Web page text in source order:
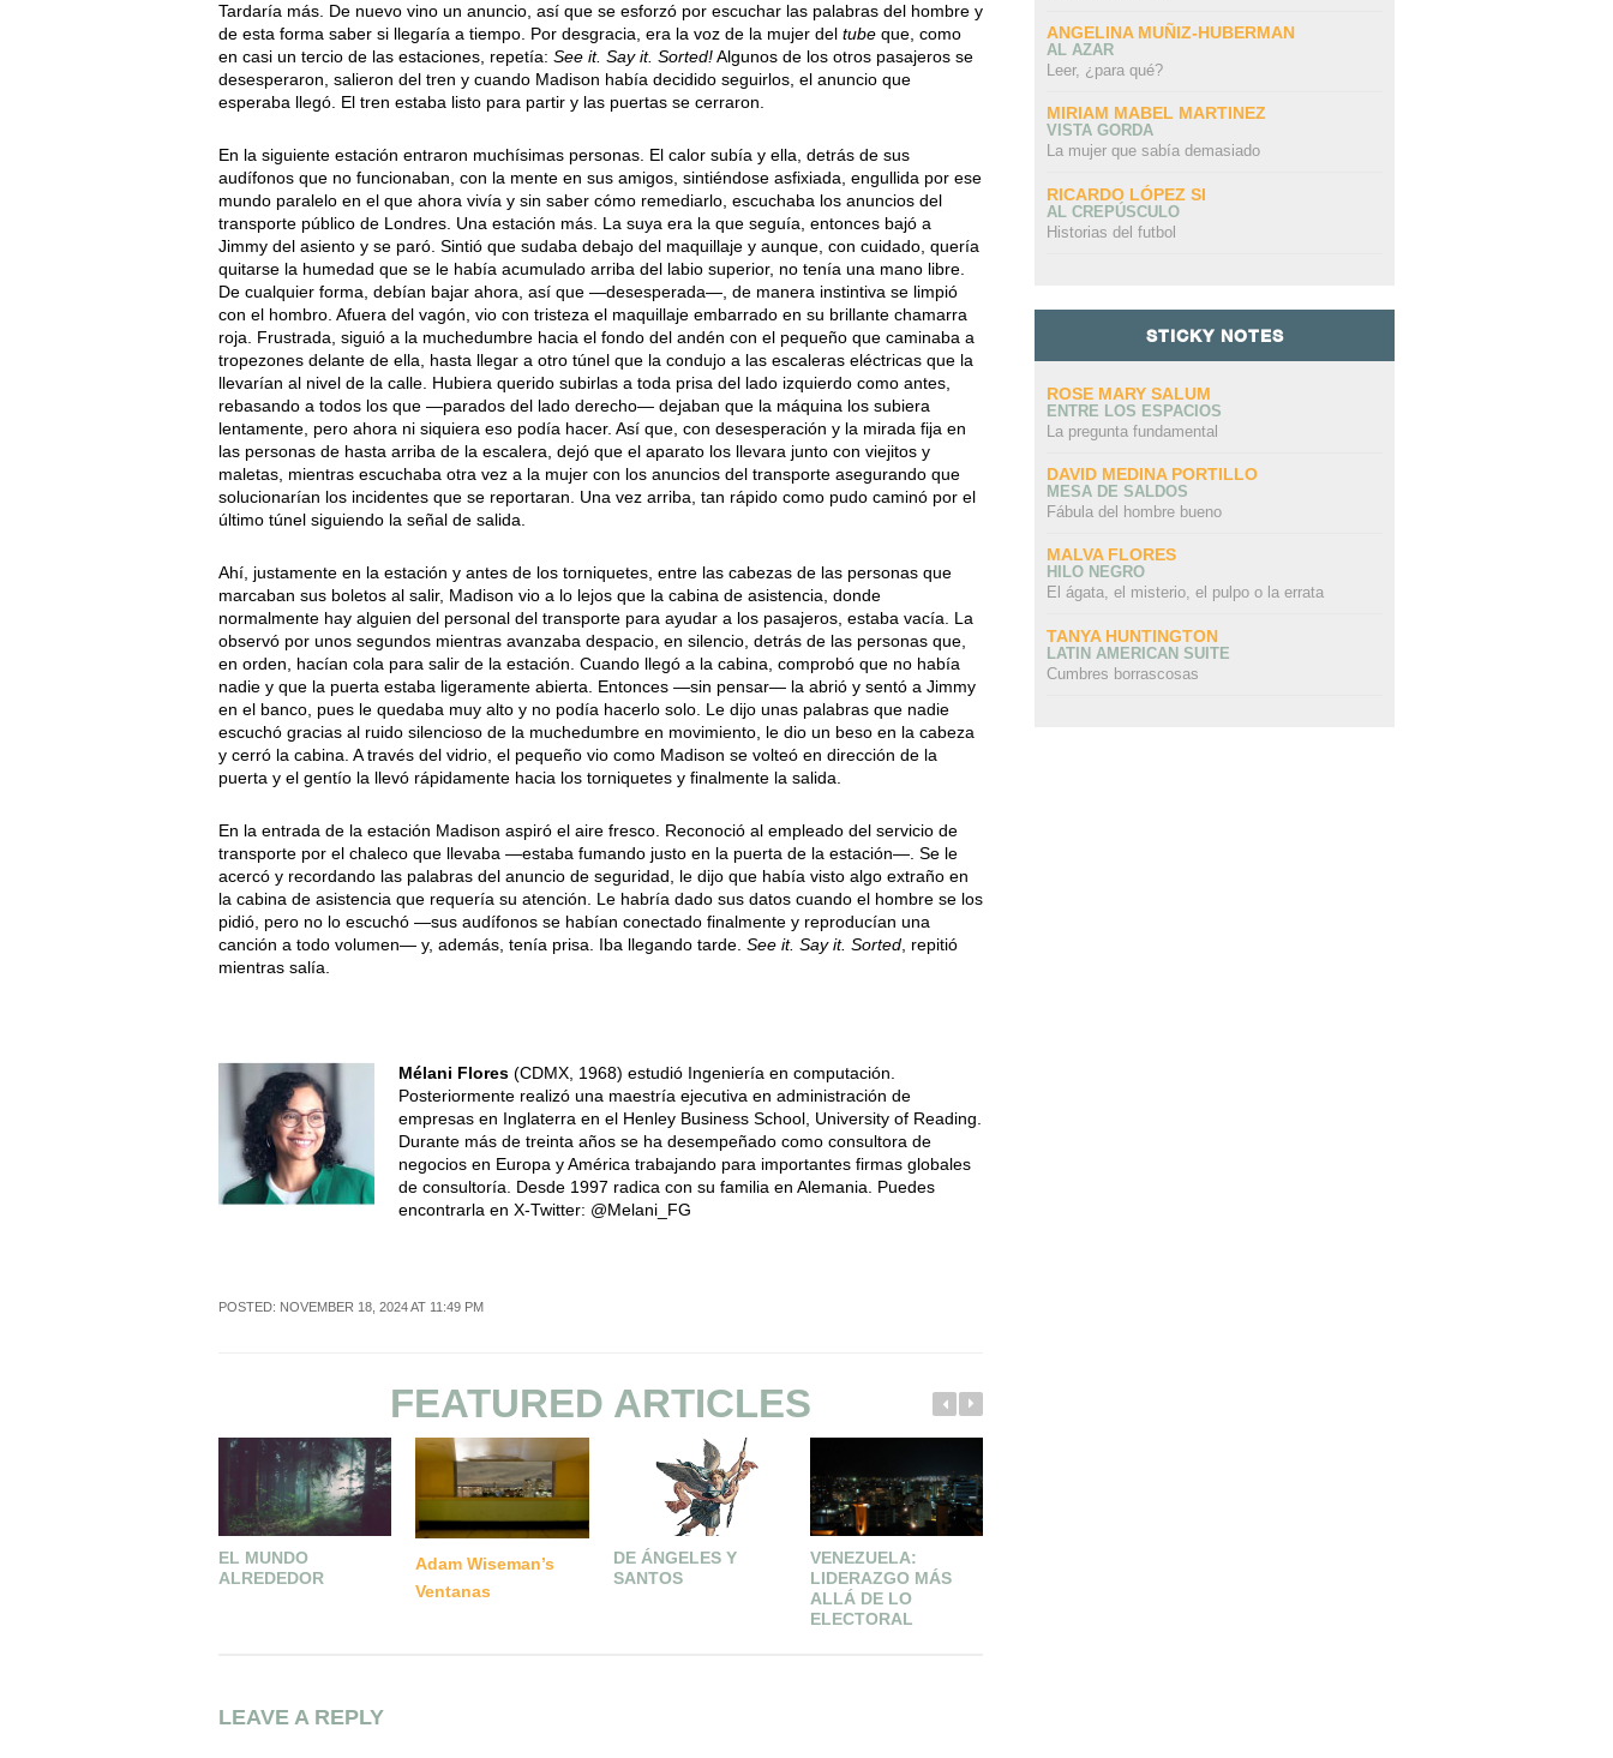
Tardaría más. De nuevo vino un anuncio, así que se esforzó por escuchar las palabras del hombre y
de esta forma saber si llegaría a tiempo. Por desgracia, era la voz de la mujer del tube que, como
en casi un tercio de las estaciones, repetía: See it. Say it. Sorted!Algunos de los otros pasajeros se
desesperaron, salieron del tren y cuando Madison había decidido seguirlos, el anuncio que
esperaba llegó. El tren estaba listo para partir y las puertas se cerraron.
En la siguiente estación entraron muchísimas personas. El calor subía y ella, detrás de sus
audífonos que no funcionaban, con la mente en sus amigos, sintiéndose asfixiada, engullida por ese
mundo paralelo en el que ahora vivía y sin saber cómo remediarlo, escuchaba los anuncios del
transporte público de Londres. Una estación más. La suya era la que seguía, entonces bajó a
Jimmy del asiento y se paró. Sintió que sudaba debajo del maquillaje y aunque, con cuidado, quería
quitarse la humedad que se le había acumulado arriba del labio superior, no tenía una mano libre.
De cualquier forma, debían bajar ahora, así que —desesperada—, de manera instintiva se limpió
con el hombro. Afuera del vagón, vio con tristeza el maquillaje embarrado en su brillante chamarra
roja. Frustrada, siguió a la muchedumbre hacia el fondo del andén con el pequeño que caminaba a
tropezones delante de ella, hasta llegar a otro túnel que la condujo a las escaleras eléctricas que la
llevarían al nivel de la calle. Hubiera querido subirlas a toda prisa del lado izquierdo como antes,
rebasando a todos los que —parados del lado derecho— dejaban que la máquina los subiera
lentamente, pero ahora ni siquiera eso podía hacer. Así que, con desesperación y la mirada fija en
las personas de hasta arriba de la escalera, dejó que el aparato los llevara junto con viejitos y
maletas, mientras escuchaba otra vez a la mujer con los anuncios del transporte asegurando que
solucionarían los incidentes que se reportaran. Una vez arriba, tan rápido como pudo caminó por el
último túnel siguiendo la señal de salida.
Ahí, justamente en la estación y antes de los torniquetes, entre las cabezas de las personas que
marcaban sus boletos al salir, Madison vio a lo lejos que la cabina de asistencia, donde
normalmente hay alguien del personal del transporte para ayudar a los pasajeros, estaba vacía. La
observó por unos segundos mientras avanzaba despacio, en silencio, detrás de las personas que,
en orden, hacían cola para salir de la estación. Cuando llegó a la cabina, comprobó que no había
nadie y que la puerta estaba ligeramente abierta. Entonces —sin pensar— la abrió y sentó a Jimmy
en el banco, pues le quedaba muy alto y no podía hacerlo solo. Le dijo unas palabras que nadie
escuchó gracias al ruido silencioso de la muchedumbre en movimiento, le dio un beso en la cabeza
y cerró la cabina. A través del vidrio, el pequeño vio como Madison se volteó en dirección de la
puerta y el gentío la llevó rápidamente hacia los torniquetes y finalmente la salida.
En la entrada de la estación Madison aspiró el aire fresco. Reconoció al empleado del servicio de
transporte por el chaleco que llevaba —estaba fumando justo en la puerta de la estación—. Se le
acercó y recordando las palabras del anuncio de seguridad, le dijo que había visto algo extraño en
la cabina de asistencia que requería su atención. Le habría dado sus datos cuando el hombre se los
pidió, pero no lo escuchó —sus audífonos se habían conectado finalmente y reproducían una
canción a todo volumen— y, además, tenía prisa. Iba llegando tarde. See it. Say it. Sorted , repitió
mientras salía.
Mélani Flores (CDMX, 1968) estudió Ingeniería en computación.
Posteriormente realizó una maestría ejecutiva en administración de
empresas en Inglaterra en el Henley Business School, University of Reading.
Durante más de treinta años se ha desempeñado como consultora de
negocios en Europa y América trabajando para importantes firmas globales
de consultoría. Desde 1997 radica con su familia en Alemania. Puedes
encontrarla en X-Twitter: @Melani_FG
POSTED: NOVEMBER 18, 2024 AT 11:49 PM
FEATURED ARTICLES
EL MUNDO
ALREDEDOR
Adam Wiseman’s
Ventanas
DE ÁNGELES Y
SANTOS
VENEZUELA:
LIDERAZGO MÁS
ALLÁ DE LO
ELECTORAL
LEAVE A REPLY
ANGELINA MUÑIZ-HUBERMAN
AL AZAR
Leer, ¿para qué?
MIRIAM MABEL MARTINEZ
VISTA GORDA
La mujer que sabía demasiado
RICARDO LÓPEZ SI
AL CREPÚSCULO
Historias del futbol
STICKY NOTES
ROSE MARY SALUM
ENTRE LOS ESPACIOS
La pregunta fundamental
DAVID MEDINA PORTILLO
MESA DE SALDOS
Fábula del hombre bueno
MALVA FLORES
HILO NEGRO
El ágata, el misterio, el pulpo o la errata
TANYA HUNTINGTON
LATIN AMERICAN SUITE
Cumbres borrascosas